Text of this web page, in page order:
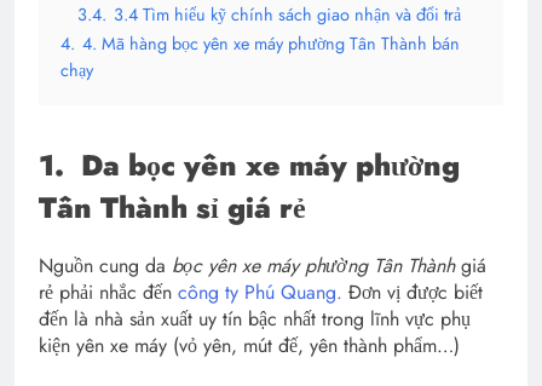
3.4. 3.4 Tìm hiểu kỹ chính sách giao nhận và đổi trả
4. 4. Mã hàng bọc yên xe máy phường Tân Thành bán
chạy
1. Da bọc yên xe máy phường
Tân Thành sỉ giá rẻ
Nguồn cung da bọc yên xe máy phường Tân Thànhgiá
rẻ phải nhắc đến công ty Phú Quang. Đơn vị được biết
đến là nhà sản xuất uy tín bậc nhất trong lĩnh vực phụ
kiện yên xe máy (vỏ yên, mút đế, yên thành phẩm…)